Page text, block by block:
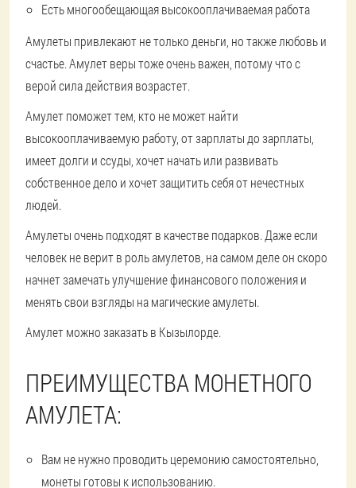
Есть многообещающая высокооплачиваемая работа
Амулеты привлекают не только деньги, но также любовь и
счастье. Амулет веры тоже очень важен, потому что с
верой сила действия возрастет.
Амулет поможет тем, кто не может найти
высокооплачиваемую работу, от зарплаты до зарплаты,
имеет долги и ссуды, хочет начать или развивать
собственное дело и хочет защитить себя от нечестных
людей.
Амулеты очень подходят в качестве подарков. Даже если
человек не верит в роль амулетов, на самом деле он скоро
начнет замечать улучшение финансового положения и
менять свои взгляды на магические амулеты.
Амулет можно заказать в Кызылорде.
ПРЕИМУЩЕСТВА МОНЕТНОГО
АМУЛЕТА:
Вам не нужно проводить церемонию самостоятельно,
монеты готовы к использованию.